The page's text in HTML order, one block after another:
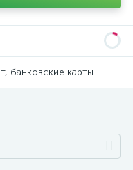
банковские карты